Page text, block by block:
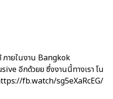
ภายในงาน Bangkok
อีกด้วยย ซึ่งงานนี้ทางเรา โน
fb.watch/sg5eXaRcEG/